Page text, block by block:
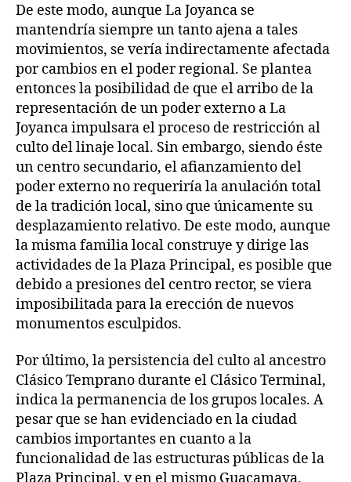
De este modo, aunque La Joyanca se
mantendría siempre un tanto ajena a tales
movimientos, se vería indirectamente afectada
por cambios en el poder regional. Se plantea
entonces la posibilidad de que el arribo de la
representación de un poder externo a La
Joyanca impulsara el proceso de restricción al
culto del linaje local. Sin embargo, siendo éste
un centro secundario, el afianzamiento del
poder externo no requeriría la anulación total
de la tradición local, sino que únicamente su
desplazamiento relativo. De este modo, aunque
la misma familia local construye y dirige las
actividades de la Plaza Principal, es posible que
debido a presiones del centro rector, se viera
imposibilitada para la erección de nuevos
monumentos esculpidos.
Por último, la persistencia del culto al ancestro
Clásico Temprano durante el Clásico Terminal,
indica la permanencia de los grupos locales. A
pesar que se han evidenciado en la ciudad
cambios importantes en cuanto a la
funcionalidad de las estructuras públicas de la